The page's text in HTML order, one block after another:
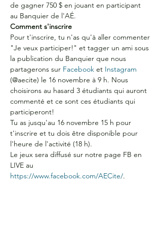
de gagner 750 $ en jouant en participant
au Banquier de l'AÉ.
Comment s'inscrire
Pour t'inscrire, tu n'as qu'à aller commenter
"Je veux participer!" et tagger un ami sous
la publication du Banquier que nous
partagerons sur Facebook et Instagram
(@aecite) le 16 novembre à 9 h. Nous
choisirons au hasard 3 étudiants qui auront
commenté et ce sont ces étudiants qui
participeront!
Tu as jusqu'au 16 novembre 15 h pour
t'inscrire et tu dois être disponible pour
l'heure de l'activité (18 h).
Le jeux sera diffusé sur notre page FB en
LIVE au
https://www.facebook.com/AECite/.